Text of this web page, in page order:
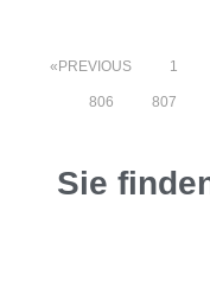
PREVIOUS 1
806 807
Sie